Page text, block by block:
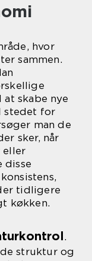
hvor
sammen.
skabe nye
stedet for
man de
sker, når
eller
disse
tidligere
køkken.
.
struktur og